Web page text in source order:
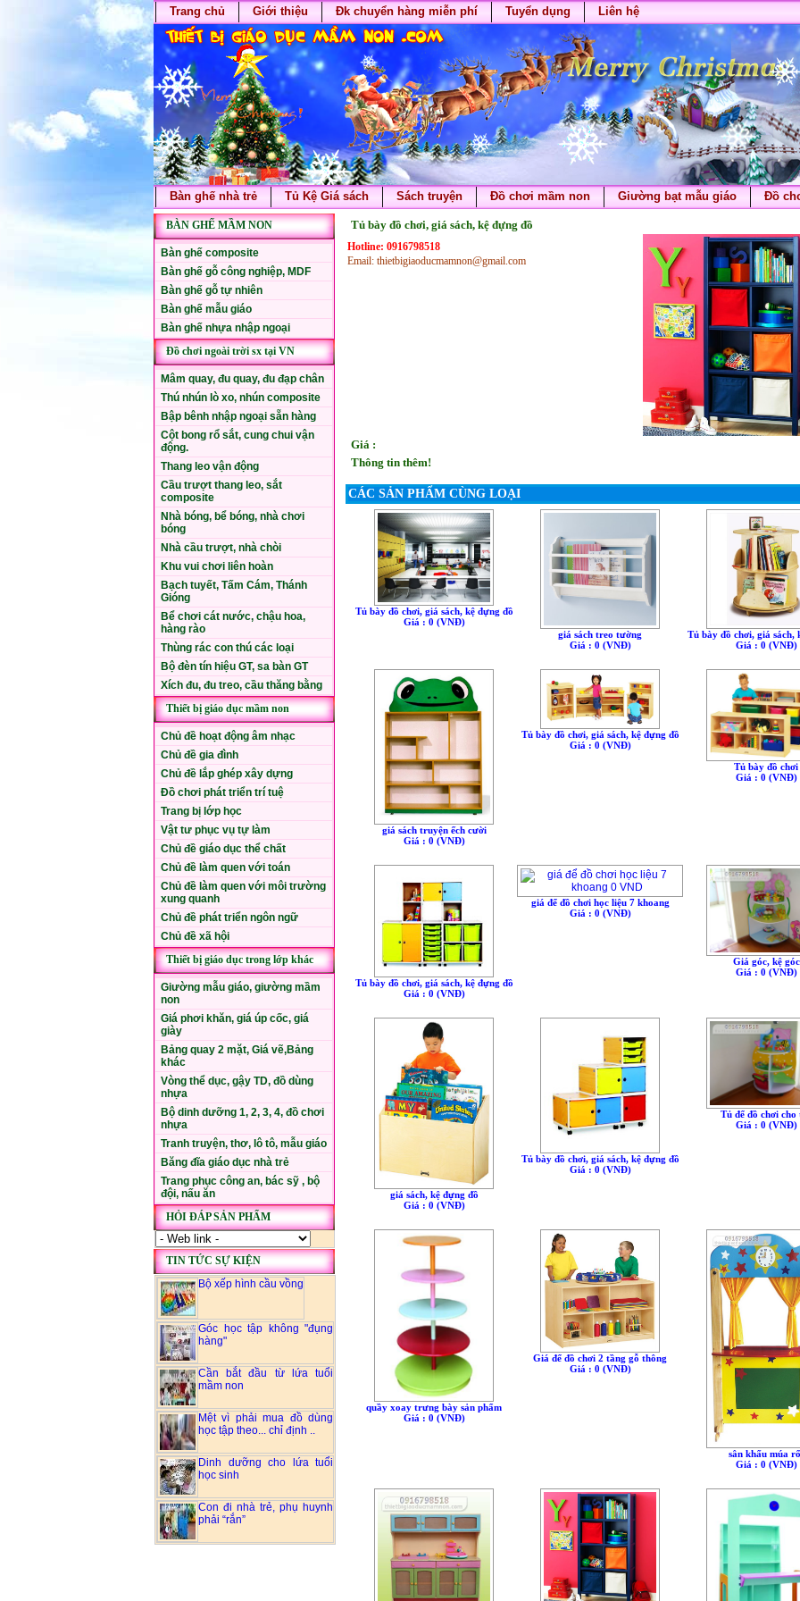
Trang chủ Giới thiệu Đk chuyển hàng miễn phí Tuyển dụng Liên hệ
Bàn ghế nhà trẻ Tủ Kệ Giá sách Sách truyện Đồ chơi mầm non Giường bạt mẫu giáo Đồ
BÀN GHẾ MẦM NON
Bàn ghế composite
Bàn ghế gỗ công nghiệp, MDF
Bàn ghế gỗ tự nhiên
Bàn ghế mẫu giáo
Bàn ghế nhựa nhập ngoại
Đồ chơi ngoài trời sx tại VN
Mâm quay, đu quay, đu đạp chân
Thú nhún lò xo, nhún composite
Bập bênh nhập ngoại sẵn hàng
Cột bong rổ sắt, cung chui vận
động.
Thang leo vận động
Cầu trượt thang leo, sắt
composite
Nhà bóng, bể bóng, nhà chơi
bóng
Nhà cầu trượt, nhà chòi
Khu vui chơi liên hoàn
Bạch tuyết, Tấm Cám, Thánh
Gióng
Bể chơi cát nước, chậu hoa,
hàng rào
Thùng rác con thú các loại
Bộ đèn tín hiệu GT, sa bàn GT
Xích đu, đu treo, cầu thăng bằng
Thiết bị giáo dục mầm non
Chủ đề hoạt động âm nhạc
Chủ đề gia đình
Chủ đề lắp ghép xây dựng
Đồ chơi phát triển trí tuệ
Trang bị lớp học
Vật tư phục vụ tự làm
Chủ đề giáo dục thể chất
Chủ đề làm quen với toán
Chủ đề làm quen với môi trường
xung quanh
Chủ đề phát triển ngôn ngữ
Chủ đề xã hội
Thiết bị giáo dục trong lớp khác
Giường mẫu giáo, giường mầm
non
Giá phơi khăn, giá úp cốc, giá
giày
Bảng quay 2 mặt, Giá vẽ,Bảng
khác
Vòng thể dục, gậy TD, đồ dùng
nhựa
Bộ dinh dưỡng 1, 2, 3, 4, đồ chơi
nhựa
Tranh truyện, thơ, lô tô, mẫu giáo
Băng đĩa giáo dục nhà trẻ
Trang phục công an, bác sỹ , bộ
đội, nấu ăn
HỎI ĐÁP SẢN PHẨM
TIN TỨC SỰ KIỆN
Bộ xếp hình cầu vồng
Góc học tập không "đụng
hàng"
Cần bắt đầu từ lứa tuổi
mầm non
Mệt vì phải mua đồ dùng
học tập theo... chỉ định ..
Dinh dưỡng cho lứa tuổi
học sinh
Con đi nhà trẻ, phụ huynh
phải “rắn”
Tủ bày đồ chơi, giá sách, kệ đựng đồ
Hotline: 0916798518
Email: thietbigiaoducmamnon@gmail.com
Giá :
Thông tin thêm!
CÁC SẢN PHẨM CÙNG LOẠI
Tủ bày đồ chơi, giá sách, kệ đựng đồ
Giá : 0 (VNÐ)
giá sách treo tường
Giá : 0 (VNÐ)
Tủ bày đồ chơi, giá sách,
Giá : 0 (VNÐ)
giá sách truyện ếch cười
Giá : 0 (VNÐ)
Tủ bày đồ chơi, giá sách, kệ đựng đồ
Giá : 0 (VNÐ)
Tủ bày đồ chơi
Giá : 0 (VNÐ)
Tủ bày đồ chơi, giá sách, kệ đựng đồ
Giá : 0 (VNÐ)
giá để đồ chơi học liệu 7 khoang
Giá : 0 (VNÐ)
Giá góc, kệ góc
Giá : 0 (VNÐ)
giá sách, kệ đựng đồ
Giá : 0 (VNÐ)
Tủ bày đồ chơi, giá sách, kệ đựng đồ
Giá : 0 (VNÐ)
Tủ để đồ chơi cho
Giá : 0 (VNÐ)
quầy xoay trưng bày sản phẩm
Giá : 0 (VNÐ)
Giá để đồ chơi 2 tầng gỗ thông
Giá : 0 (VNÐ)
sân khấu múa
Giá : 0 (VNÐ)